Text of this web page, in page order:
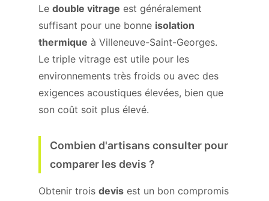
Le double vitrage est généralement
suffisant pour une bonne isolation
thermique à Villeneuve-Saint-Georges.
Le triple vitrage est utile pour les
environnements très froids ou avec des
exigences acoustiques élevées, bien que
son coût soit plus élevé.
Combien d'artisans consulter pour
comparer les devis ?
Obtenir trois devis est un bon compromis